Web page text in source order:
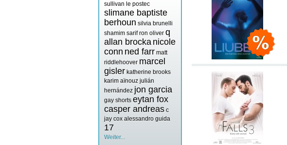
sullivan le postec
slimane baptiste
berhoun silvia brunelli
shamim sarif ron oliver q
allan brocka nicole
conn ned farr matt
riddlehoover marcel
gisler katherine brooks
karim aïnouz julián
hernández jon garcia
gay shorts eytan fox
casper andreas c
jay cox alessandro guida
17
Weiter...